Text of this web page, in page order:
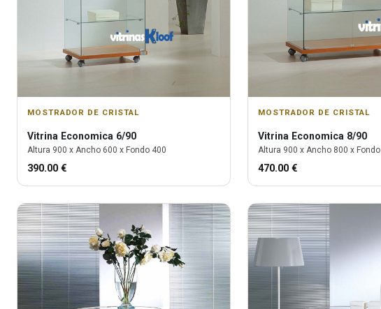
MOSTRADOR DE CRISTAL
Vitrina Economica 6/90
Altura 900 x Ancho 600 x Fondo 400
390.00 €
MOSTRADOR DE CRISTAL
Vitrina Economica 8/90
Altura 900 x Ancho 800 x Fondo
470.00 €